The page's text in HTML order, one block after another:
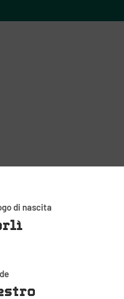
di nascita